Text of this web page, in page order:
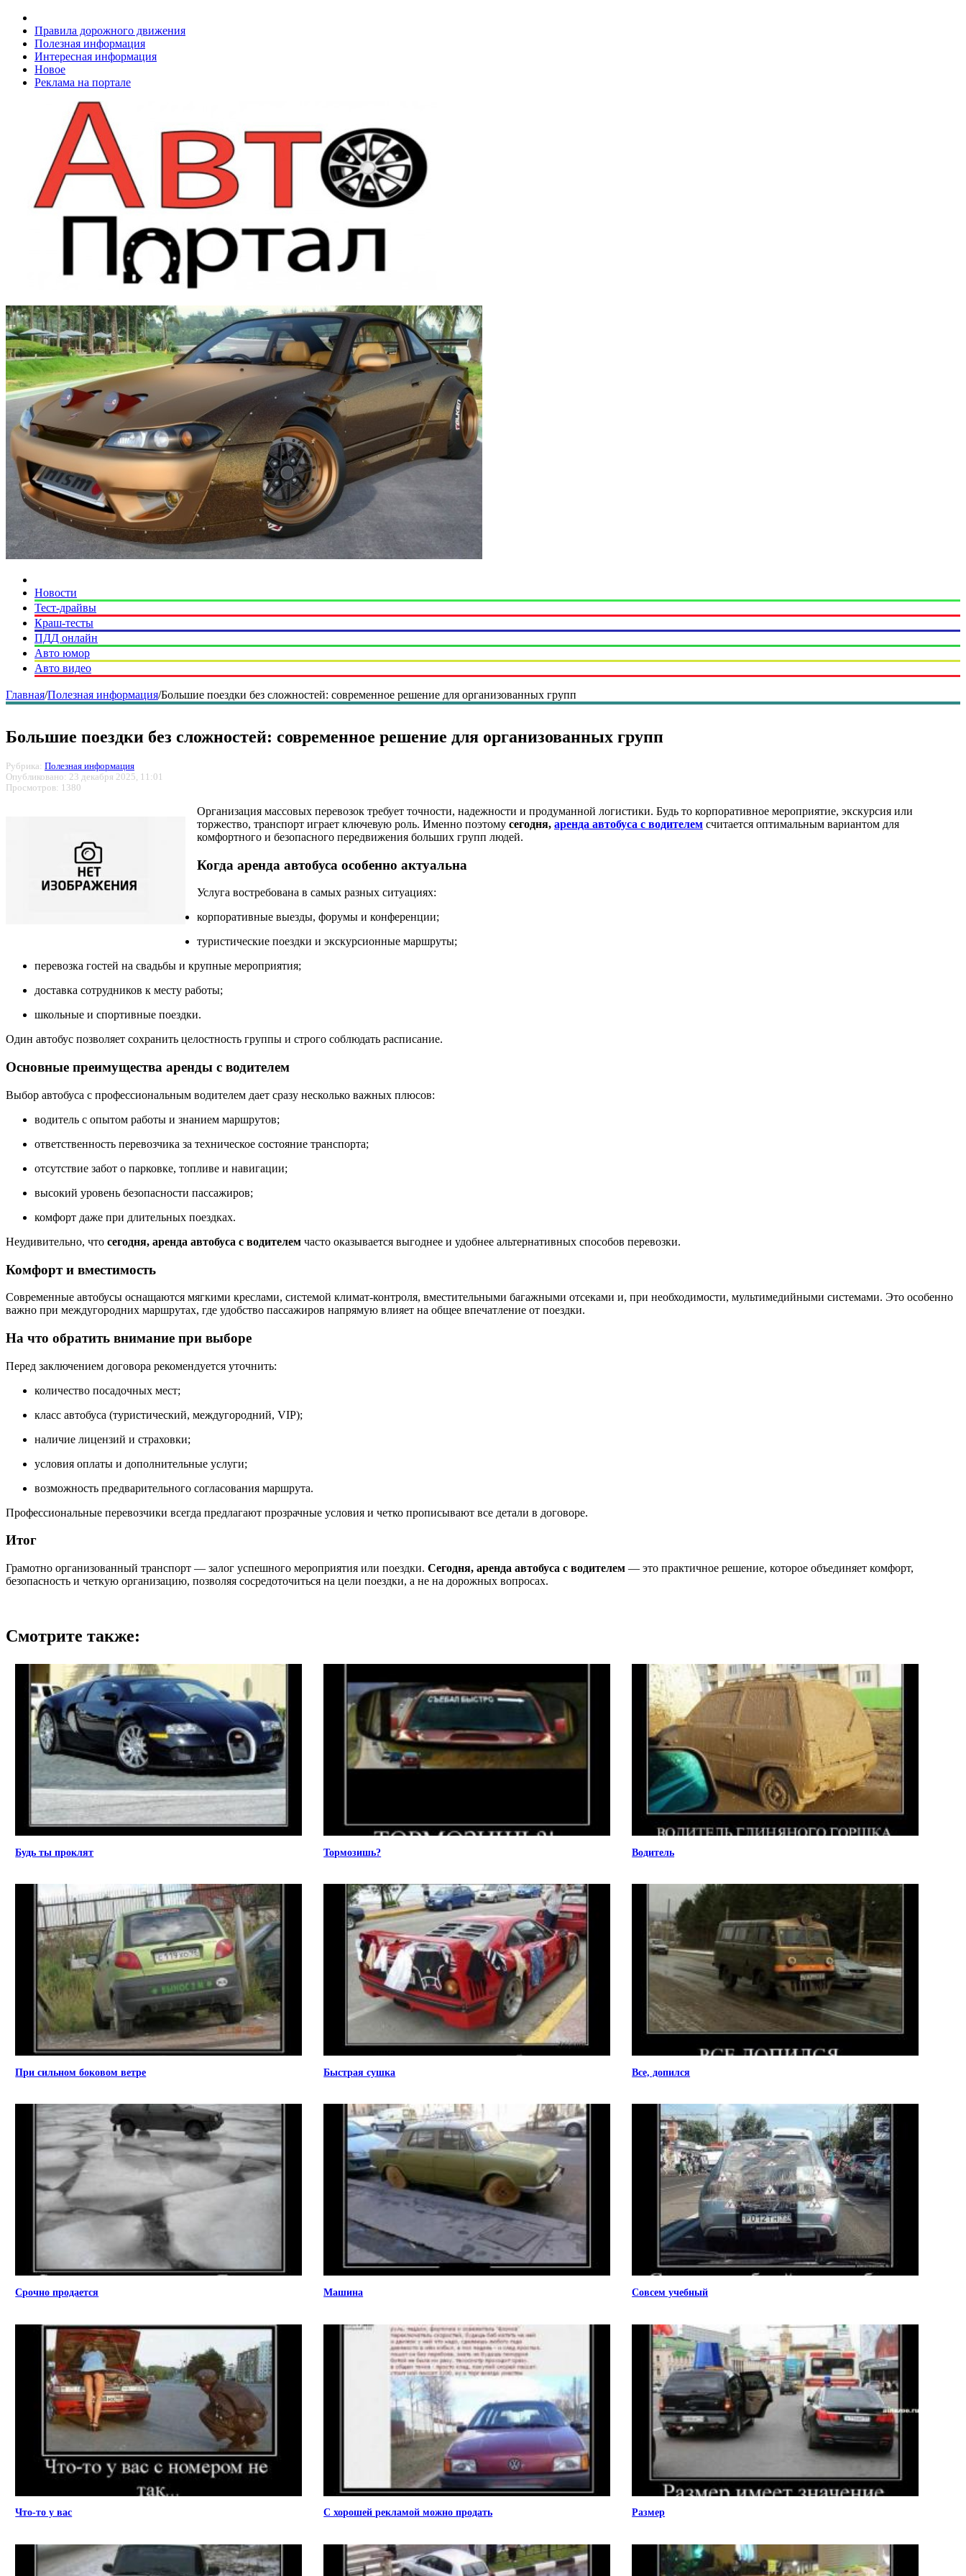
Правила дорожного движения
Полезная информация
Интересная информация
Новое
Реклама на портале
Новости
Тест-драйвы
Краш-тесты
ПДД онлайн
Авто юмор
Авто видео
Главная/Полезная информация/Большие поездки без сложностей: современное решение для организованных групп
Большие поездки без сложностей: современное решение для организованных групп
Рубрика: Полезная информация
Опубликовано: 23 декабря 2025, 11:01
Просмотров: 1380
Организация массовых перевозок требует точности, надежности и продуманной логистики. Будь то корпоративное мероприятие, экскурсия или
торжество, транспорт играет ключевую роль. Именно поэтому сегодня, аренда автобуса с водителем считается оптимальным вариантом для
комфортного и безопасного передвижения больших групп людей.
Когда аренда автобуса особенно актуальна
Услуга востребована в самых разных ситуациях:
корпоративные выезды, форумы и конференции;
туристические поездки и экскурсионные маршруты;
перевозка гостей на свадьбы и крупные мероприятия;
доставка сотрудников к месту работы;
школьные и спортивные поездки.
Один автобус позволяет сохранить целостность группы и строго соблюдать расписание.
Основные преимущества аренды с водителем
Выбор автобуса с профессиональным водителем дает сразу несколько важных плюсов:
водитель с опытом работы и знанием маршрутов;
ответственность перевозчика за техническое состояние транспорта;
отсутствие забот о парковке, топливе и навигации;
высокий уровень безопасности пассажиров;
комфорт даже при длительных поездках.
Неудивительно, что сегодня, аренда автобуса с водителем часто оказывается выгоднее и удобнее альтернативных способов перевозки.
Комфорт и вместимость
Современные автобусы оснащаются мягкими креслами, системой климат-контроля, вместительными багажными отсеками и, при необходимости, мультимедийными системами. Это особенно
важно при междугородних маршрутах, где удобство пассажиров напрямую влияет на общее впечатление от поездки.
На что обратить внимание при выборе
Перед заключением договора рекомендуется уточнить:
количество посадочных мест;
класс автобуса (туристический, междугородний, VIP);
наличие лицензий и страховки;
условия оплаты и дополнительные услуги;
возможность предварительного согласования маршрута.
Профессиональные перевозчики всегда предлагают прозрачные условия и четко прописывают все детали в договоре.
Итог
Грамотно организованный транспорт — залог успешного мероприятия или поездки. Сегодня, аренда автобуса с водителем — это практичное решение, которое объединяет комфорт,
безопасность и четкую организацию, позволяя сосредоточиться на цели поездки, а не на дорожных вопросах.
Смотрите также:
Будь ты проклят Тормозишь? Водитель
При сильном боковом ветре Быстрая сушка Все, допился
Срочно продается Машина Совсем учебный
Что-то у вас С хорошей рекламой можно продать Размер